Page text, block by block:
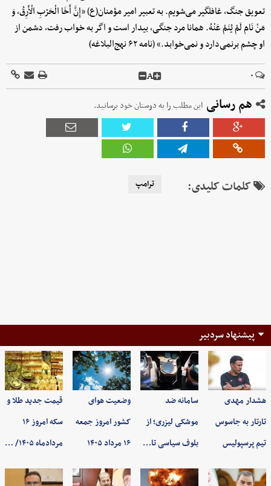
تعویق جنگ، غافلگیر می‌شویم. به تعبیر امیر مؤمنان‌(ع) «إِنَّ أَخَا الْحَرْبِ الْأَرِقُ، وَ
مَنْ نَامَ لَمْ یُنَمْ عَنْهُ. همانا مرد جنگی، بیدار است و اگر به خواب رفت، دشمن از
او چشم برنمی‌دارد و نمی‌خوابد.» (نامه ۶۲ نهج‌البلاغه)
۰ A
هم رسانی این مطلب را به دوستان خود برسانید.
کلمات کلیدی: ترامپ
پیشنهاد سردبیر
هشدار مهدی
تارتار به جاسوس
تیم پرسپولیس
سامانه ضد
موشکی لیزری؛ از
بلوف سیاسی تا…
وضعیت هوای
کشور امروز جمعه
۱۶ مرداد ۱۴۰۵
قیمت جدید طلا و
سکه امروز ۱۶
مردادماه ۱۴۰۵/ …